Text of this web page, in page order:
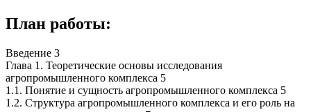
План работы:
Введение 3
Глава 1. Теоретические основы исследования
агропромышленного комплекса 5
1.1. Понятие и сущность агропромышленного комплекса 5
1.2. Структура агропромышленного комплекса и его роль на